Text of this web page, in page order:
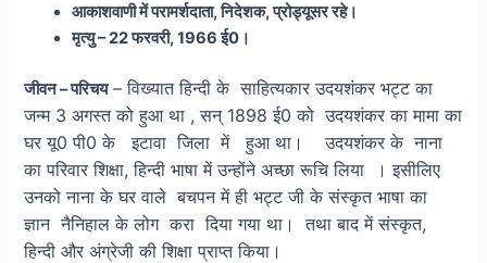
आकाशवाणी में परामर्शदाता, निदेशक, प्रोड्यूसर रहे।
मृत्यु – 22 फरवरी, 1966 ई0।
जीवन – परिचय– विख्यात हिन्दी के साहित्यकार उदयशंकर भट्ट का
जन्म 3 अगस्त को हुआ था , सन् 1898 ई0 को उदयशंकर का मामा का
घर यू0 पी0 के इटावा जिला में हुआ था। उदयशंकर के नाना
का परिवार शिक्षा, हिन्दी भाषा में उन्होंने अच्छा रूचि लिया । इसीलिए
उनको नाना के घर वाले बचपन में ही भट्ट जी के संस्कृत भाषा का
ज्ञान नैनिहाल के लोग करा दिया गया था। तथा बाद में संस्कृत,
हिन्दी और अंग्रेजी की शिक्षा प्राप्त किया।